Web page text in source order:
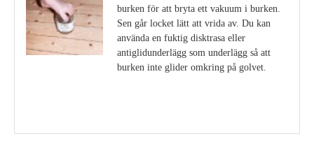
burken för att bryta ett vakuum i burken.
Sen går locket lätt att vrida av. Du kan
använda en fuktig disktrasa eller
antiglidunderlägg som underlägg så att
burken inte glider omkring på golvet.